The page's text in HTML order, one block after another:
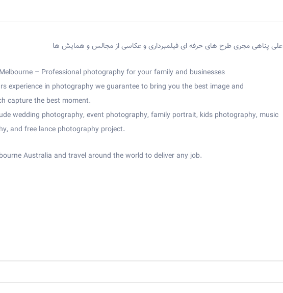
علی پناهی مجری طرح های حرفه ای فیلمبرداری و عکاسی از مجالس و همایش ها
– Professional photography for your family and businesses
experience in photography we guarantee to bring you the best image and
capture the best moment.
wedding photography, event photography, family portrait, kids photography, music
and free lance photography project.
Australia and travel around the world to deliver any job.